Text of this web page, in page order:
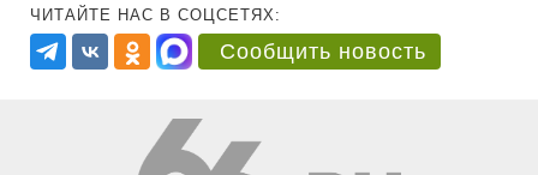
ЧИТАЙТЕ НАС В СОЦСЕТЯХ:
Сообщить новость